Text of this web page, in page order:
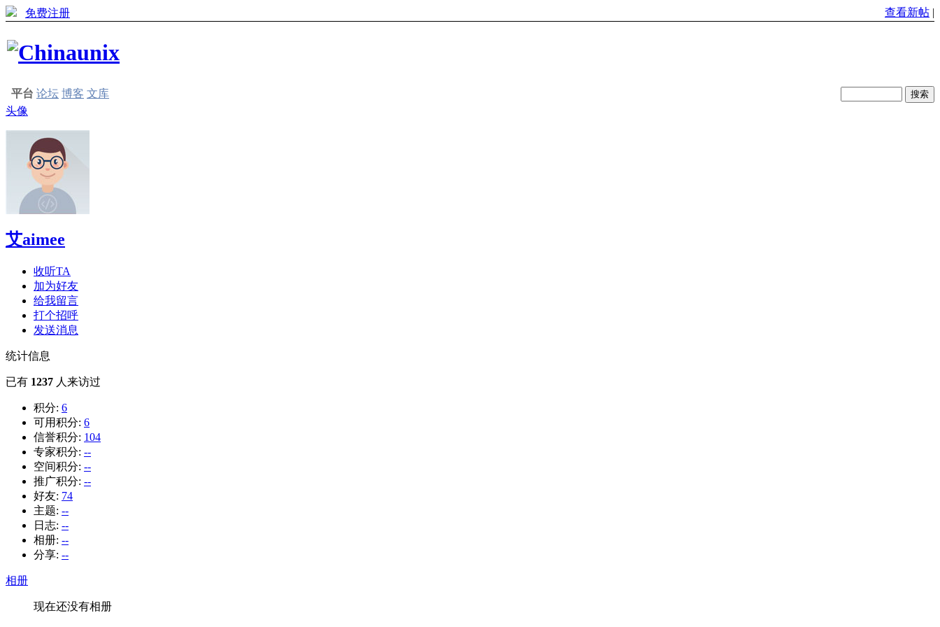
免费注册 查看新帖 |
平台 论坛 博客 文库
头像
艾aimee
收听TA
加为好友
给我留言
打个招呼
发送消息
统计信息
已有 1237 人来访过
积分: 6
可用积分: 6
信誉积分: 104
专家积分: --
空间积分: --
推广积分: --
好友: 74
主题: --
日志: --
相册: --
分享: --
相册
现在还没有相册